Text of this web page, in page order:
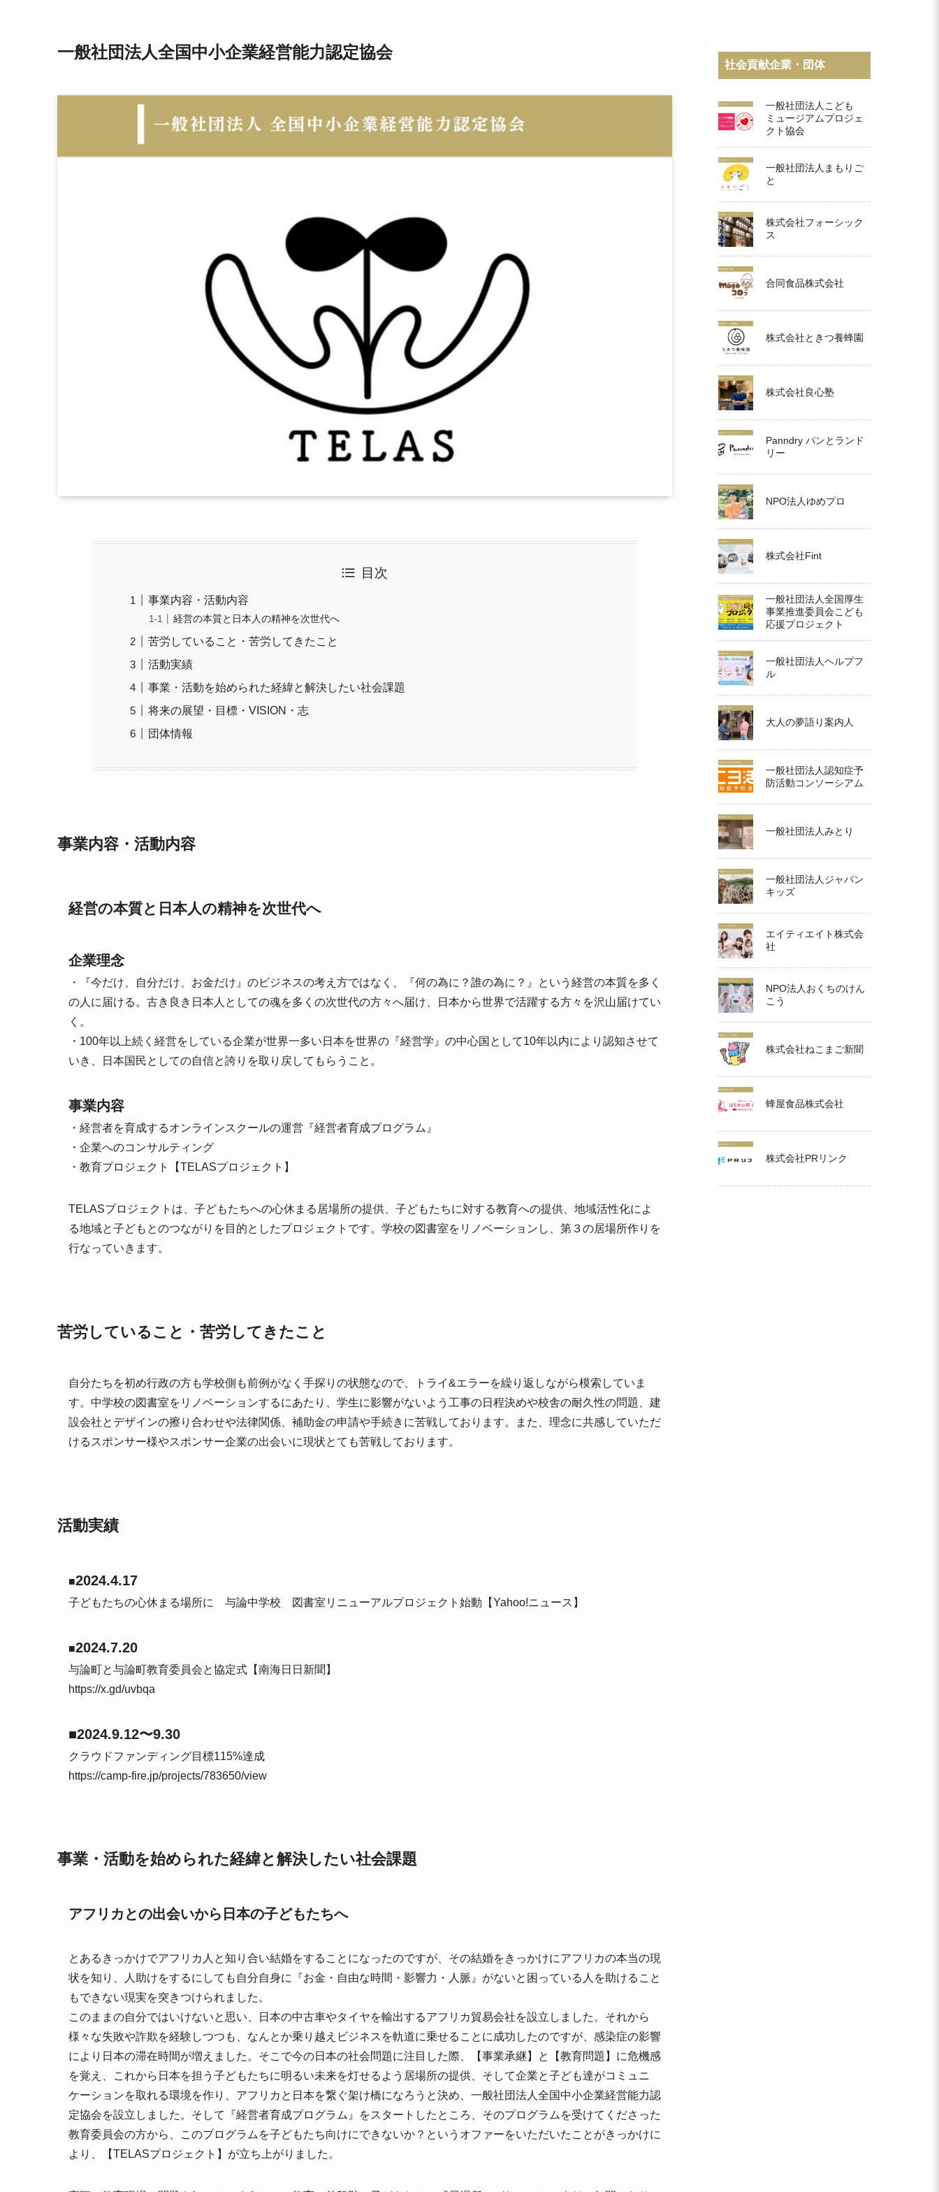
一般社団法人全国中小企業経営能力認定協会
目次
事業内容・活動内容
経営の本質と日本人の精神を次世代へ
苦労していること・苦労してきたこと
活動実績
事業・活動を始められた経緯と解決したい社会課題
将来の展望・目標・VISION・志
団体情報
事業内容・活動内容
経営の本質と日本人の精神を次世代へ
企業理念
・『今だけ、自分だけ、お金だけ』のビジネスの考え方ではなく、『何の為に？誰の為に？』という経営の本質を多く
の人に届ける。古き良き日本人としての魂を多くの次世代の方々へ届け、日本から世界で活躍する方々を沢山届けてい
く。
・100年以上続く経営をしている企業が世界一多い日本を世界の『経営学』の中心国として10年以内により認知させて
いき、日本国民としての自信と誇りを取り戻してもらうこと。
事業内容
・経営者を育成するオンラインスクールの運営『経営者育成プログラム』
・企業へのコンサルティング
・教育プロジェクト【TELASプロジェクト】
TELASプロジェクトは、子どもたちへの心休まる居場所の提供、子どもたちに対する教育への提供、地域活性化によ
る地域と子どもとのつながりを目的としたプロジェクトです。学校の図書室をリノベーションし、第３の居場所作りを
行なっていきます。
苦労していること・苦労してきたこと
自分たちを初め行政の方も学校側も前例がなく手探りの状態なので、トライ&エラーを繰り返しながら模索していま
す。中学校の図書室をリノベーションするにあたり、学生に影響がないよう工事の日程決めや校舎の耐久性の問題、建
設会社とデザインの擦り合わせや法律関係、補助金の申請や手続きに苦戦しております。また、理念に共感していただ
けるスポンサー様やスポンサー企業の出会いに現状とても苦戦しております。
活動実績
■2024.4.17
子どもたちの心休まる場所に 与論中学校 図書室リニューアルプロジェクト始動【Yahoo!ニュース】
■2024.7.20
与論町と与論町教育委員会と協定式【南海日日新聞】
https://x.gd/uvbqa
■2024.9.12〜9.30
クラウドファンディング目標115%達成
https://camp-fire.jp/projects/783650/view
事業・活動を始められた経緯と解決したい社会課題
アフリカとの出会いから日本の子どもたちへ
とあるきっかけでアフリカ人と知り合い結婚をすることになったのですが、その結婚をきっかけにアフリカの本当の現
状を知り、人助けをするにしても自分自身に『お金・自由な時間・影響力・人脈』がないと困っている人を助けること
もできない現実を突きつけられました。
このままの自分ではいけないと思い、日本の中古車やタイヤを輸出するアフリカ貿易会社を設立しました。それから
様々な失敗や詐欺を経験しつつも、なんとか乗り越えビジネスを軌道に乗せることに成功したのですが、感染症の影響
により日本の滞在時間が増えました。そこで今の日本の社会問題に注目した際、【事業承継】と【教育問題】に危機感
を覚え、これから日本を担う子どもたちに明るい未来を灯せるよう居場所の提供、そして企業と子ども達がコミュニ
ケーションを取れる環境を作り、アフリカと日本を繋ぐ架け橋になろうと決め、一般社団法人全国中小企業経営能力認
定協会を設立しました。そして『経営者育成プログラム』をスタートしたところ、そのプログラムを受けてくださった
教育委員会の方から、このプログラムを子どもたち向けにできないか？というオファーをいただいたことがきっかけに
より、【TELASプロジェクト】が立ち上がりました。
社会貢献企業・団体
一般社団法人こども
ミュージアムプロジェ
クト協会
一般社団法人まもりご
と
株式会社フォーシック
ス
合同食品株式会社
株式会社ときつ養蜂園
株式会社良心塾
Panndry パンとランド
リー
NPO法人ゆめプロ
株式会社Fint
一般社団法人全国厚生
事業推進委員会こども
応援プロジェクト
一般社団法人ヘルプフ
ル
大人の夢語り案内人
一般社団法人認知症予
防活動コンソーシアム
一般社団法人みとり
一般社団法人ジャパン
キッズ
エイティエイト株式会
社
NPO法人おくちのけん
こう
株式会社ねこまご新聞
蜂屋食品株式会社
株式会社PRリンク